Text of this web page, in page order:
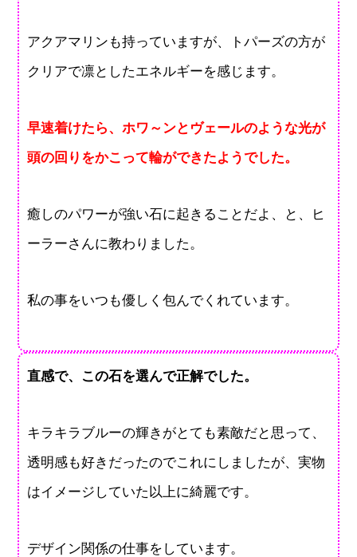
アクアマリンも持っていますが、トパーズの方が
クリアで凛としたエネルギーを感じます。
早速着けたら、ホワ～ンとヴェールのような光が
頭の回りをかこって輪ができたようでした。
癒しのパワーが強い石に起きることだよ、と、ヒ
ーラーさんに教わりました。
私の事をいつも優しく包んでくれています。
直感で、この石を選んで正解でした。
キラキラブルーの輝きがとても素敵だと思って、
透明感も好きだったのでこれにしましたが、実物
はイメージしていた以上に綺麗です。
デザイン関係の仕事をしています。